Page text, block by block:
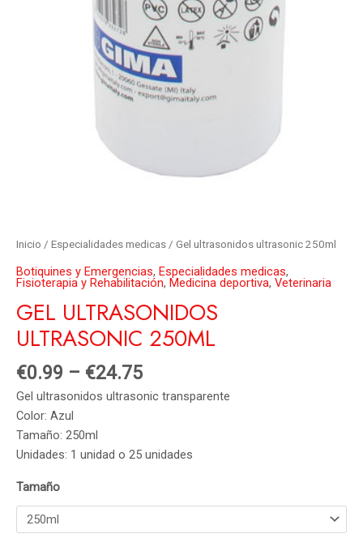
Inicio / Especialidades medicas / Gel ultrasonidos ultrasonic 250ml
Botiquines y Emergencias, Especialidades medicas,
Fisioterapia y Rehabilitación, Medicina deportiva, Veterinaria
GEL ULTRASONIDOS
ULTRASONIC 250ML
€0.99 – €24.75
Gel ultrasonidos ultrasonic transparente
Color: Azul
Tamaño: 250ml
Unidades: 1 unidad o 25 unidades
Tamaño